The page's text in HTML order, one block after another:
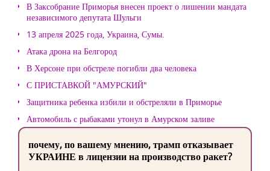
В Заксобрание Приморья внесен проект о лишении мандата
независимого депутата Шульги
13 апреля 2025 года, Украина, Сумы.
Атака дрона на Белгород
В Херсоне при обстреле погибли два человека
С ПРИСТАВКОЙ "АМУРСКИЙ"
Защитника ребенка избили и обстреляли в Приморье
Автомобиль с рыбаками утонул в Амурском заливе
почему, по вашему мнению, трамп отказывает
УКРАИНЕ в лицензии на производство ракет?